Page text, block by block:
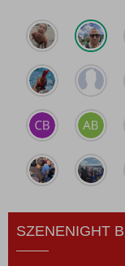
SZENENIGHT